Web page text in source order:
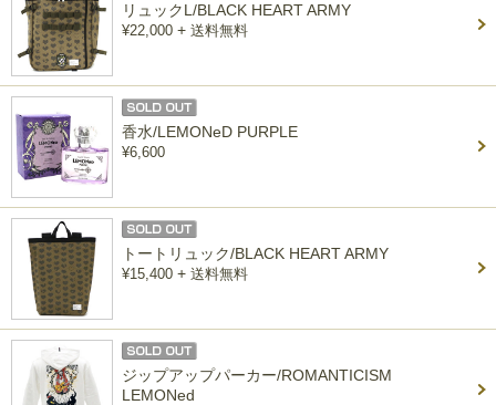
リュックL/BLACK HEART ARMY
¥22,000 + 送料無料
香水/LEMONeD PURPLE
¥6,600
トートリュック/BLACK HEART ARMY
¥15,400 + 送料無料
ジップアップパーカー/ROMANTICISM
LEMONed